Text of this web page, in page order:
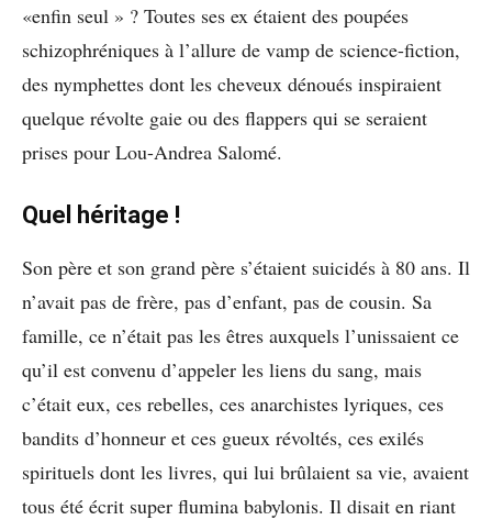
«enfin seul » ? Toutes ses ex étaient des poupées
schizophréniques à l’allure de vamp de science-fiction,
des nymphettes dont les cheveux dénoués inspiraient
quelque révolte gaie ou des flappers qui se seraient
prises pour Lou-Andrea Salomé.
Quel héritage !
Son père et son grand père s’étaient suicidés à 80 ans. Il
n’avait pas de frère, pas d’enfant, pas de cousin. Sa
famille, ce n’était pas les êtres auxquels l’unissaient ce
qu’il est convenu d’appeler les liens du sang, mais
c’était eux, ces rebelles, ces anarchistes lyriques, ces
bandits d’honneur et ces gueux révoltés, ces exilés
spirituels dont les livres, qui lui brûlaient sa vie, avaient
tous été écrit super flumina babylonis. Il disait en riant